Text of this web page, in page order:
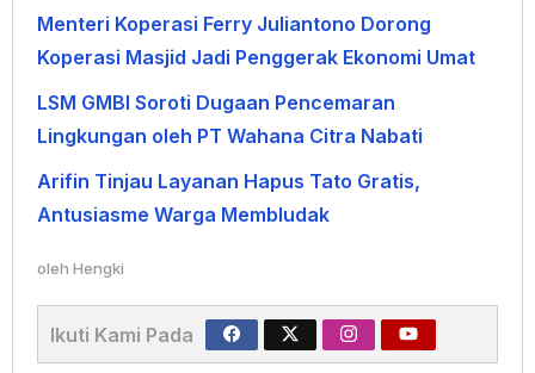
Menteri Koperasi Ferry Juliantono Dorong
Koperasi Masjid Jadi Penggerak Ekonomi Umat
LSM GMBI Soroti Dugaan Pencemaran
Lingkungan oleh PT Wahana Citra Nabati
Arifin Tinjau Layanan Hapus Tato Gratis,
Antusiasme Warga Membludak
oleh Hengki
Ikuti Kami Pada